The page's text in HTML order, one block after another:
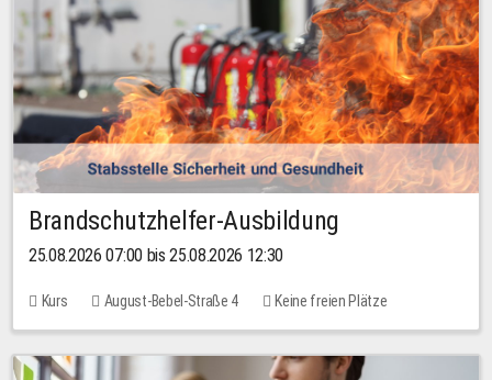
Brandschutzhelfer-Ausbildung
25.08.2026 07:00 bis 25.08.2026 12:30
Kurs August-Bebel-Straße 4 Keine freien Plätze